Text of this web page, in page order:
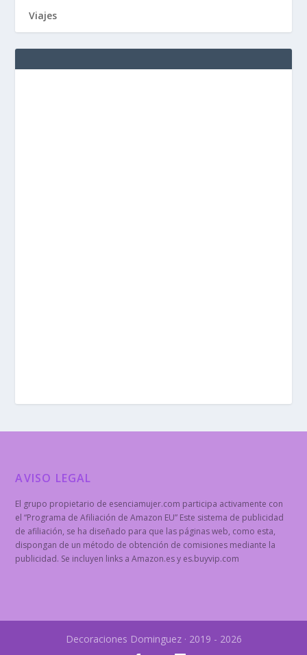
Viajes
AVISO LEGAL
El grupo propietario de esenciamujer.com participa activamente con
el “Programa de Afiliación de Amazon EU” Este sistema de publicidad
de afiliación, se ha diseñado para que las páginas web, como esta,
dispongan de un método de obtención de comisiones mediante la
publicidad. Se incluyen links a Amazon.es y es.buyvip.com
Decoraciones Dominguez · 2019 - 2026